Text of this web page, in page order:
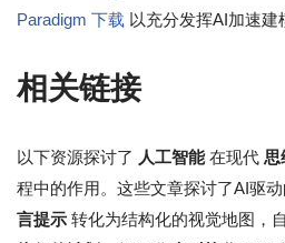
Paradigm 下载 以充分发挥AI加速建
相关链接
以下资源探讨了 人工智能在现代 思
程中的作用。这些文章探讨了AI驱
言提示 转化为结构化的视觉地图，